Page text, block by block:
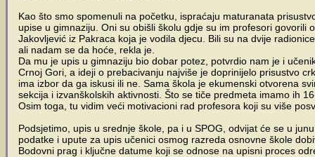
Kao što smo spomenuli na početku, ispraćaju maturanata
upise u gimnaziju. Oni su obišli školu gdje su im profesori
Jakovljević iz Pakraca koja je vodila djecu. Bili su na dvije
ali nadam se da hoće, rekla je.
Da mu je upis u gimnaziju bio dobar potez, potvrdio nam je i
Crnoj Gori, a ideji o prebacivanju najviše je doprinijelo prisustvo
ima izbor da ga iskusi ili ne. Sama škola je ekumenski otvorena
sekcija i izvanškolskih aktivnosti. Što se tiče predmeta imamo ih
Osim toga, tu vidim veći motivacioni rad profesora koji su više
Podsjetimo, upis u srednje škole, pa i u SPOG, odvijat će se u
podatke i upute za upis učenici osmog razreda osnovne škole
Bodovni prag i ključne datume koji se odnose na upisni proces